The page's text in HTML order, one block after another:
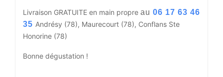
Livraison GRATUITE en main propre au 06 17 63 46
35 Andrésy (78), Maurecourt (78), Conflans Ste
Honorine (78)
Bonne dégustation !